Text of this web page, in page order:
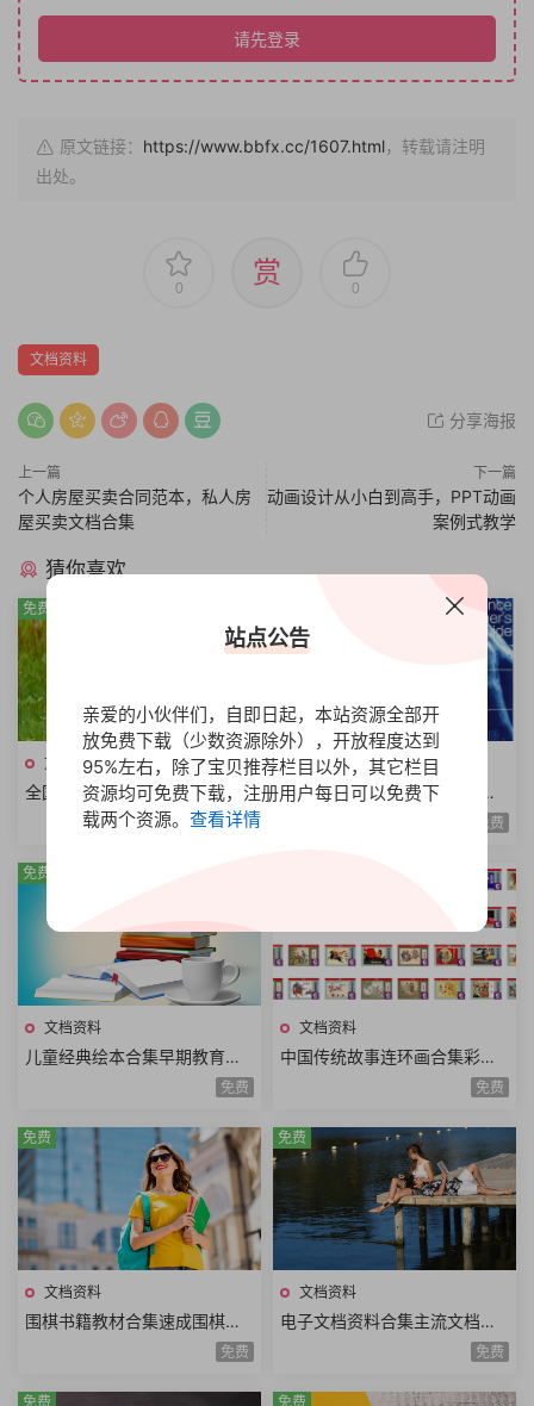
请先登录
原文链接： https://www.bbfx.cc/1607.html，转载请注明
出处。
0 赏 0
文档资料
分享海报
上一篇
个人房屋买卖合同范本，私人房
屋买卖文档合集
下一篇
动画设计从小白到高手，PPT动画
案例式教学
猜你喜欢
文档资料
全国一级建造师职业资格考试
用书资料合集2024年版本PDF
免费
免费
文档资料
人人该懂科普系列丛书法庭科
学克隆技术科学哲学启蒙运动
免费
文档资料
儿童经典绘本合集早期教育儿
童读物绘画文字讲故事图画书P
免费
免费
文档资料
中国传统故事连环画合集彩楼
记长坂坡卖油郎穆桂英望江亭
免费
文档资料
围棋书籍教材合集速成围棋书
籍大全围棋实战技巧手册围棋
系列讲座丛书围棋现代技艺丛
书
免费
免费
文档资料
电子文档资料合集主流文档格
式不同文档内容pdf文档word
免费
免费
免费 免费
站点公告
亲爱的小伙伴们，自即日起，本站资源全部开
放免费下载（少数资源除外），开放程度达到
95%左右，除了宝贝推荐栏目以外，其它栏目
资源均可免费下载，注册用户每日可以免费下
载两个资源。 查看详情